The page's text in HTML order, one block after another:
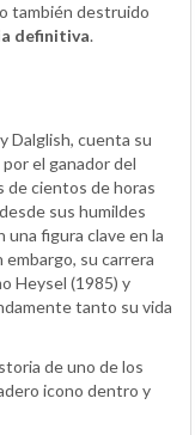
también destruido
definitiva.
Dalglish, cuenta su
el ganador del
de cientos de horas
sus humildes
figura clave en la
su carrera
Heysel (1985) y
tanto su vida
de uno de los
icono dentro y